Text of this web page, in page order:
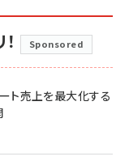
Sponsored
ト売上を最大化する